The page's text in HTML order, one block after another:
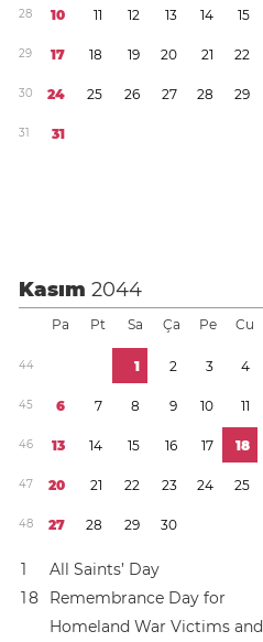
28 10 11 12 13 14 15
29 17 18 19 20 21 22
30 24 25 26 27 28 29
31 31
Kasım2044
Pa Pt Sa Ça Pe Cu
44 1 2 3 4
45 6 7 8 9 10 11
46 13 14 15 16 17 18
47 20 21 22 23 24 25
48 27 28 29 30
1
All Saints’ Day
18
Remembrance Day for
Homeland War Victims and